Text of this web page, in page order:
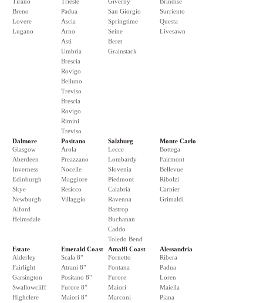
Breno
Lovere
Lugano
Padua
Ascia
Arno
Asti
Umbria
Brescia
Rovigo
Belluno
Treviso
Brescia
Rovigo
Rimini
Treviso
San Giorgio
Springtime
Seine
Beret
Grainstack
Surriento
Questa
Livesawn
Dalmore
Glasgow
Aberdeen
Inverness
Edinburgh
Skye
Newburgh
Alford
Helmsdale
Positano
Arola
Preazzano
Nocelle
Maggiore
Resicco
Villaggio
Salzburg
Lecce
Lombardy
Slovenia
Piedmont
Calabria
Ravenna
Bastrop
Buchanan
Caddo
Toledo Bend
Monte Carlo
Bottega
Fairmont
Bellevue
Ribolzi
Carnier
Grimaldi
Estate
Alderley
Fairlight
Garsington
Swallowcliff
Highclere
Emerald Coast
Scala 8"
Atrani 8"
Positano 8"
Furore 8"
Maiori 8"
Amalfi Coast
Fornetto
Fontana
Furore
Maiori
Marconi
Alessandria
Ribera
Padua
Loren
Maiella
Piana